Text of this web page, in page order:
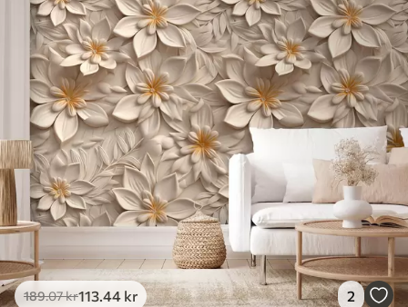
189.07kr113 .44 kr 2